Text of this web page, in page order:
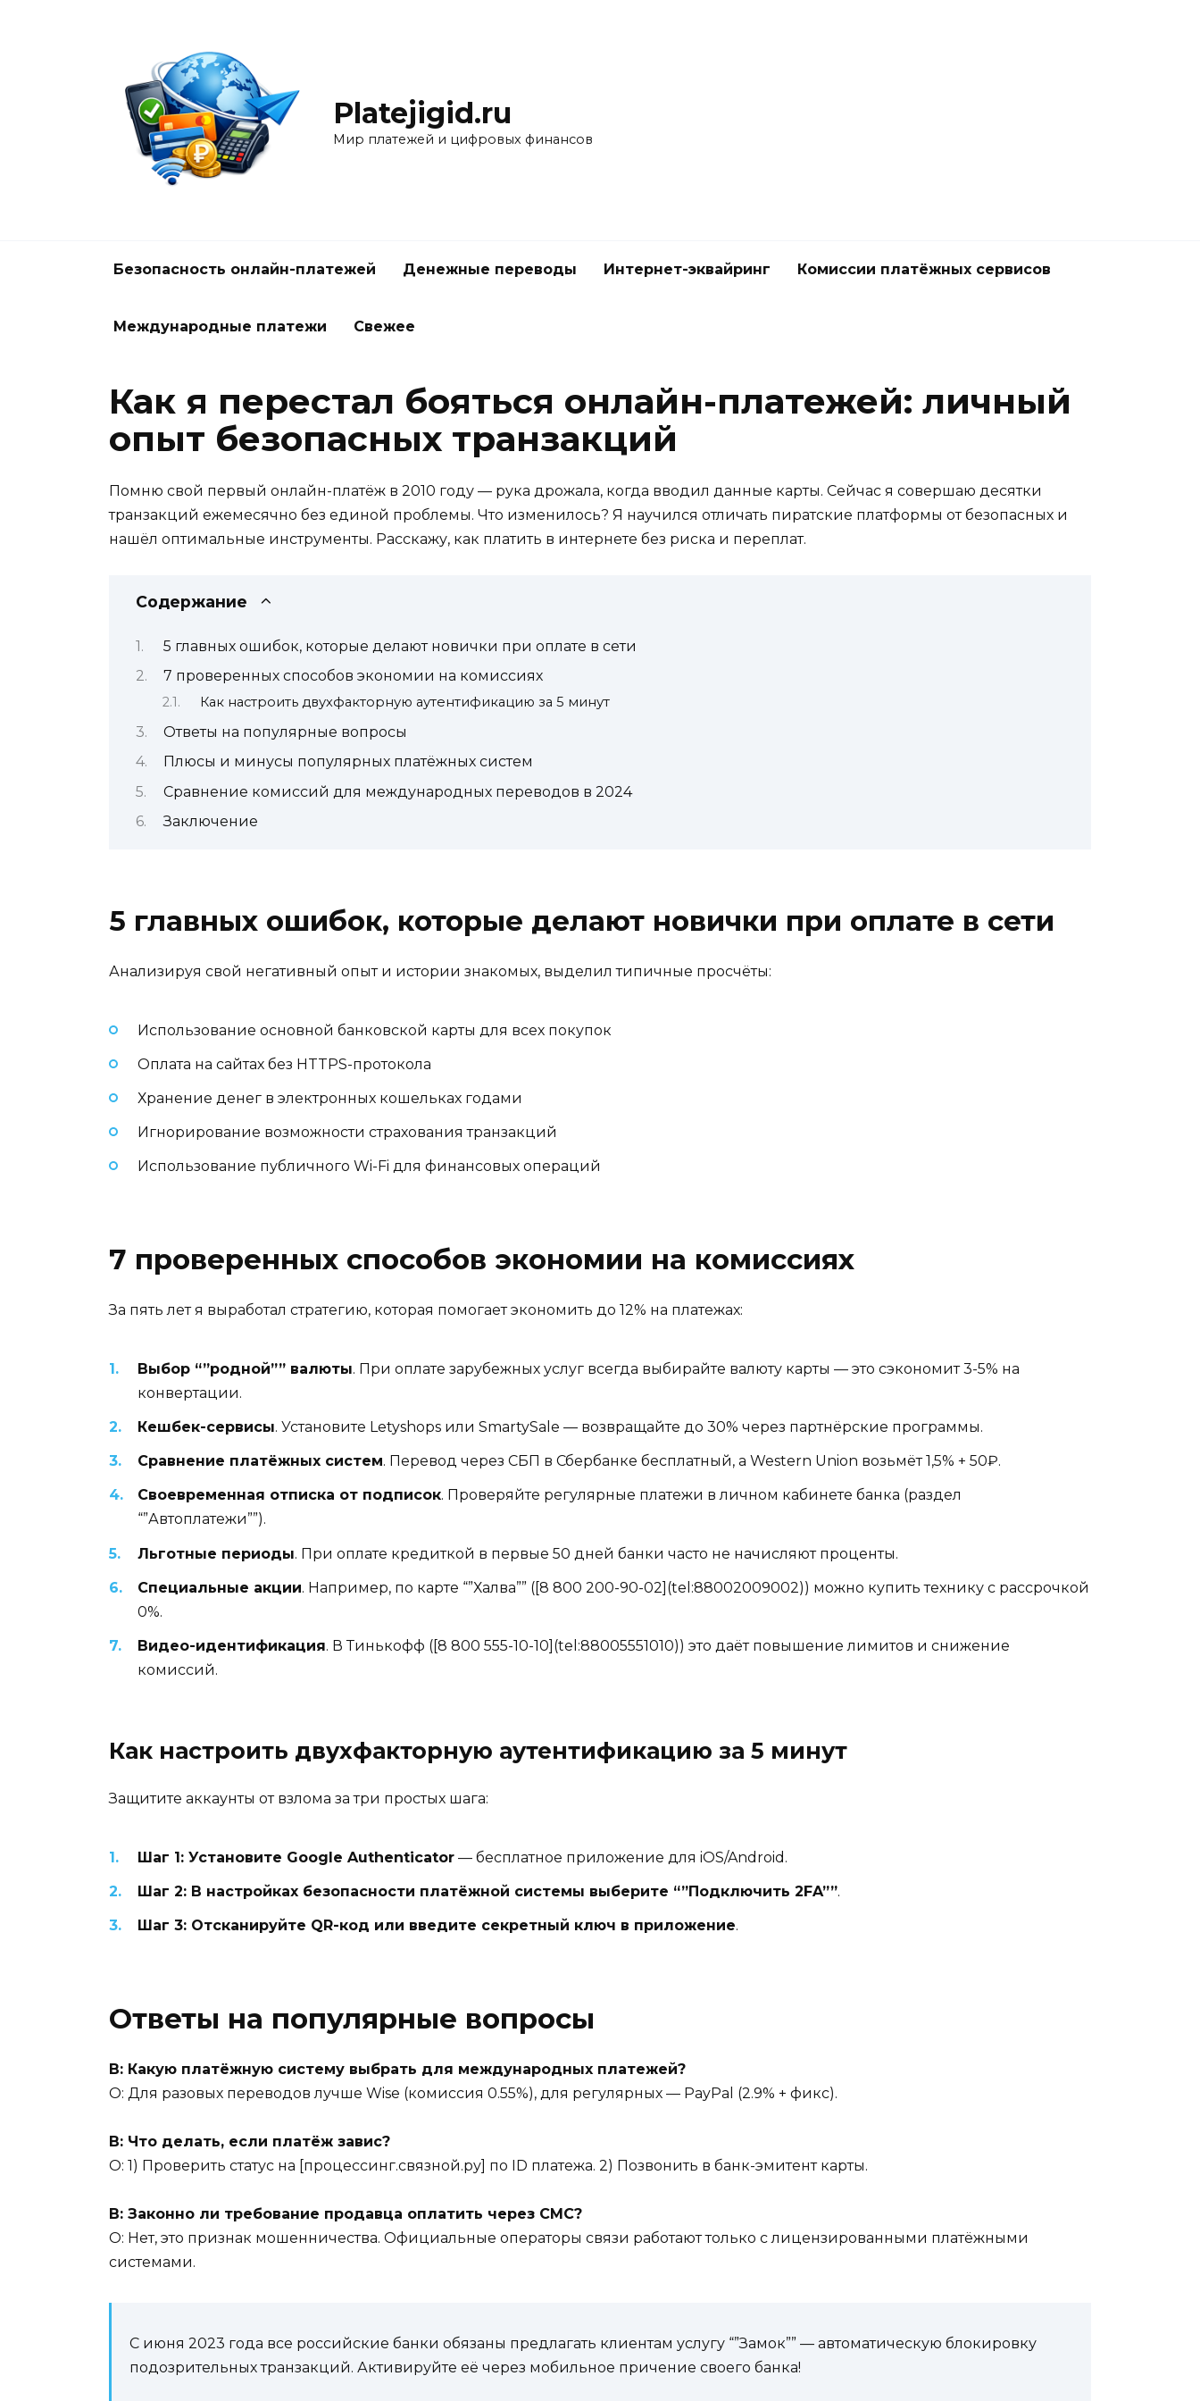
Platejigid.ru
Мир платежей и цифровых финансов
Безопасность онлайн-платежей Денежные переводы Интернет-эквайринг Комиссии платёжных сервисов
Международные платежи Свежее
Как я перестал бояться онлайн-платежей: личный
опыт безопасных транзакций
Помню свой первый онлайн-платёж в 2010 году — рука дрожала, когда вводил данные карты. Сейчас я совершаю десятки
транзакций ежемесячно без единой проблемы. Что изменилось? Я научился отличать пиратские платформы от безопасных и
нашёл оптимальные инструменты. Расскажу, как платить в интернете без риска и переплат.
Содержание
5 главных ошибок, которые делают новички при оплате в сети
7 проверенных способов экономии на комиссиях
Как настроить двухфакторную аутентификацию за 5 минут
Ответы на популярные вопросы
Плюсы и минусы популярных платёжных систем
Сравнение комиссий для международных переводов в 2024
Заключение
5 главных ошибок, которые делают новички при оплате в сети
Анализируя свой негативный опыт и истории знакомых, выделил типичные просчёты:
Использование основной банковской карты для всех покупок
Оплата на сайтах без HTTPS-протокола
Хранение денег в электронных кошельках годами
Игнорирование возможности страхования транзакций
Использование публичного Wi-Fi для финансовых операций
7 проверенных способов экономии на комиссиях
За пять лет я выработал стратегию, которая помогает экономить до 12% на платежах:
Выбор “”родной”” валюты. При оплате зарубежных услуг всегда выбирайте валюту карты — это сэкономит 3-5% на
конвертации.
Кешбек-сервисы. Установите Letyshops или SmartySale — возвращайте до 30% через партнёрские программы.
Сравнение платёжных систем. Перевод через СБП в Сбербанке бесплатный, а Western Union возьмёт 1,5% + 50₽.
Своевременная отписка от подписок. Проверяйте регулярные платежи в личном кабинете банка (раздел
“”Автоплатежи””).
Льготные периоды. При оплате кредиткой в первые 50 дней банки часто не начисляют проценты.
Специальные акции. Например, по карте “”Халва”” ([8 800 200-90-02](tel:88002009002)) можно купить технику с рассрочкой
0%.
Видео-идентификация. В Тинькофф ([8 800 555-10-10](tel:88005551010)) это даёт повышение лимитов и снижение
комиссий.
Как настроить двухфакторную аутентификацию за 5 минут
Защитите аккаунты от взлома за три простых шага:
Шаг 1: Установите Google Authenticator — бесплатное приложение для iOS/Android.
Шаг 2: В настройках безопасности платёжной системы выберите “”Подключить 2FA””.
Шаг 3: Отсканируйте QR-код или введите секретный ключ в приложение.
Ответы на популярные вопросы
В: Какую платёжную систему выбрать для международных платежей?
О: Для разовых переводов лучше Wise (комиссия 0.55%), для регулярных — PayPal (2.9% + фикс).
В: Что делать, если платёж завис?
О: 1) Проверить статус на [процессинг.связной.ру] по ID платежа. 2) Позвонить в банк-эмитент карты.
В: Законно ли требование продавца оплатить через СМС?
О: Нет, это признак мошенничества. Официальные операторы связи работают только с лицензированными платёжными
системами.
С июня 2023 года все российские банки обязаны предлагать клиентам услугу “”Замок”” — автоматическую блокировку
подозрительных транзакций. Активируйте её через мобильное причение своего банка!